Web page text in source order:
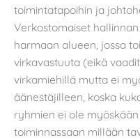
toimintatapoihin ja
Verkostomaiset
harmaan alueen, jossa
virkavastuuta (eikä
virkamiehillä mutta ei
äänestäjilleen, koska
ryhmien ei ole
toiminnassaan millään